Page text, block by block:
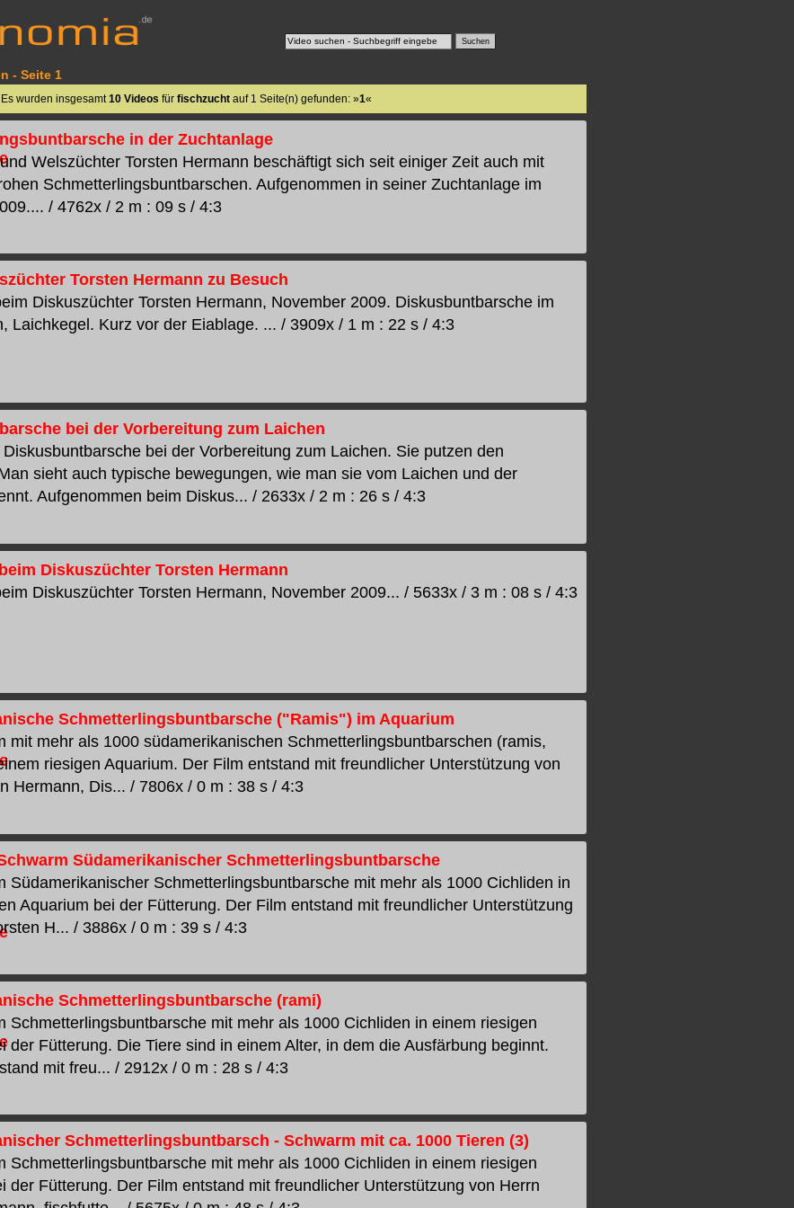
- Seite 1
Es wurden insgesamt10 Videos für fischzucht auf 1 Seite(n) gefunden: »1«
in der Zuchtanlage
Welszüchter Torsten Hermann beschäftigt sich seit einiger Zeit auch mit
Schmetterlingsbuntbarschen. Aufgenommen in seiner Zuchtanlage im
/ 4762x / 2 m : 09 s / 4:3
Torsten Hermann zu Besuch
Diskuszüchter Torsten Hermann, November 2009. Diskusbuntbarsche im
Laichkegel. Kurz vor der Eiablage. ... / 3909x / 1 m : 22 s / 4:3
bei der Vorbereitung zum Laichen
bei der Vorbereitung zum Laichen. Sie putzen den
sieht auch typische bewegungen, wie man sie vom Laichen und der
Aufgenommen beim Diskus... / 2633x / 2 m : 26 s / 4:3
Diskuszüchter Torsten Hermann
Diskuszüchter Torsten Hermann, November 2009... / 5633x / 3 m : 08 s / 4:3
Schmetterlingsbuntbarsche ("Ramis") im Aquarium
mit mehr als 1000 südamerikanischen Schmetterlingsbuntbarschen (ramis,
riesigen Aquarium. Der Film entstand mit freundlicher Unterstützung von
Hermann, Dis... / 7806x / 0 m : 38 s / 4:3
Südamerikanischer Schmetterlingsbuntbarsche
Südamerikanischer Schmetterlingsbuntbarsche mit mehr als 1000 Cichliden in
Aquarium bei der Fütterung. Der Film entstand mit freundlicher Unterstützung
H... / 3886x / 0 m : 39 s / 4:3
Schmetterlingsbuntbarsche (rami)
Schmetterlingsbuntbarsche mit mehr als 1000 Cichliden in einem riesigen
der Fütterung. Die Tiere sind in einem Alter, in dem die Ausfärbung beginnt.
mit freu... / 2912x / 0 m : 28 s / 4:3
Schmetterlingsbuntbarsch - Schwarm mit ca. 1000 Tieren (3)
Schmetterlingsbuntbarsche mit mehr als 1000 Cichliden in einem riesigen
der Fütterung. Der Film entstand mit freundlicher Unterstützung von Herrn